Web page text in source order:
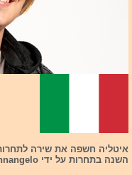
השנה בתחרות על ידי Leonardo Giovannangelo עם השיר Rock Star.